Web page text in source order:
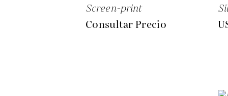
Screen-print
Consultar Precio